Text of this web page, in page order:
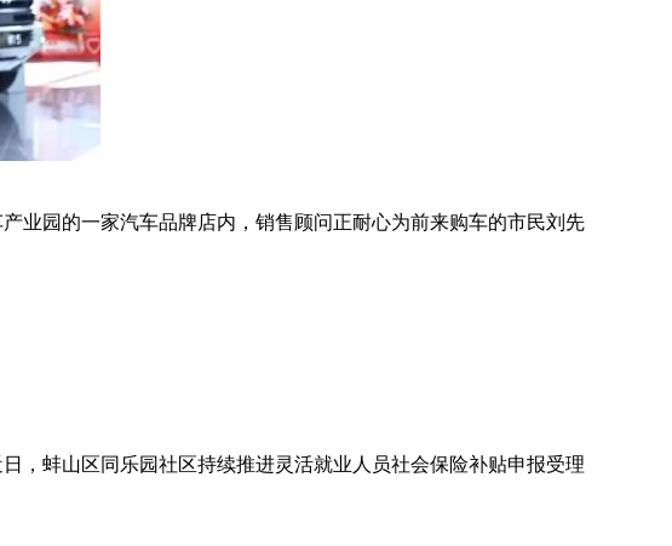
业园的一家汽车品牌店内，销售顾问正耐心为前来购车的市民刘先
，蚌山区同乐园社区持续推进灵活就业人员社会保险补贴申报受理